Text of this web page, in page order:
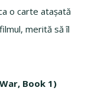
o carte atașată
merită să îl
Book 1)